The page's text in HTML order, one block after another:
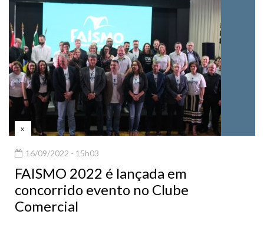
x
16/09/2022 - 15h03
FAISMO 2022 é lançada em
concorrido evento no Clube
Comercial